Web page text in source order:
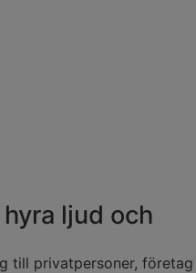
ljud och
till privatpersoner, företag